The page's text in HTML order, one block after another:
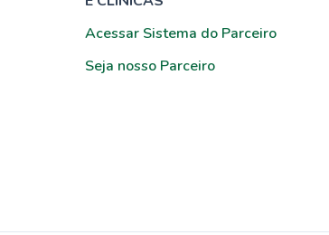
Acessar Sistema do Parceiro
Seja nosso Parceiro